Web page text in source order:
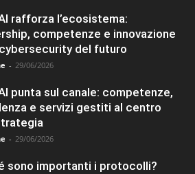
rafforza l’ecosistema:
competenze e innovazione
del futuro
- 29/06/2026
punta sul canale: competenze,
e servizi gestiti al centro
- 29/06/2026
sono importanti i protocolli?